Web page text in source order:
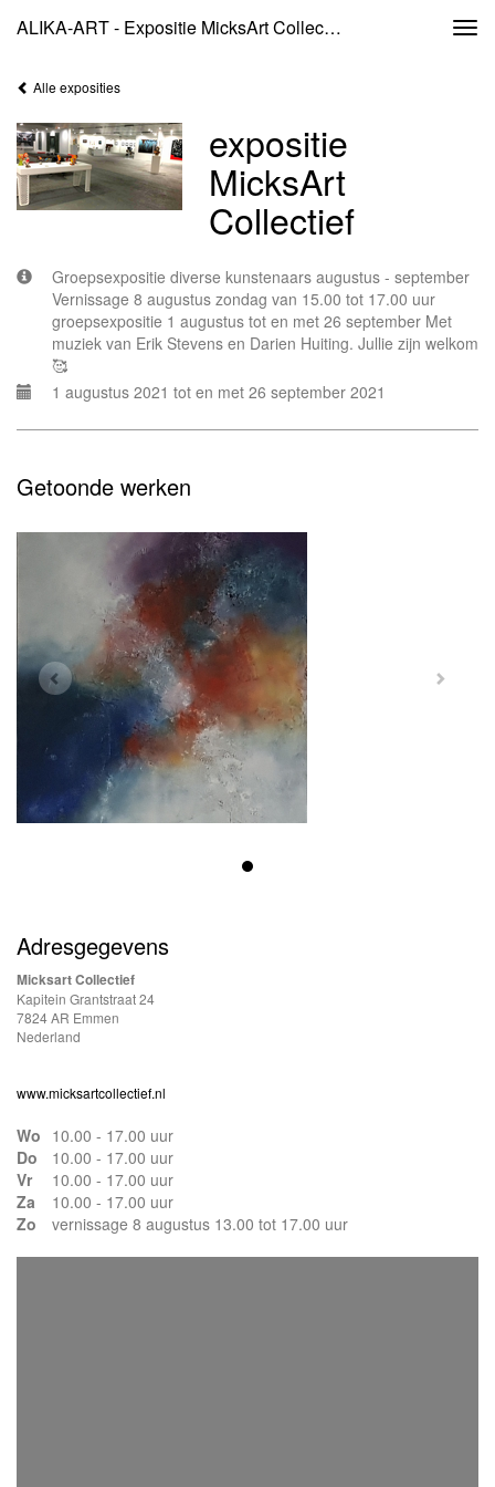
ALIKA-ART - Expositie MicksArt Collectief
Alle exposities
expositie
MicksArt
Collectief
Groepsexpositie diverse kunstenaars augustus - september
Vernissage 8 augustus zondag van 15.00 tot 17.00 uur
groepsexpositie 1 augustus tot en met 26 september Met
muziek van Erik Stevens en Darien Huiting. Jullie zijn welkom
🥰
1 augustus 2021 tot en met 26 september 2021
Getoonde werken
Adresgegevens
Micksart Collectief
Kapitein Grantstraat 24
7824 AR Emmen
Nederland
www.micksartcollectief.nl
Wo 10.00 - 17.00 uur
Do
10.00 - 17.00 uur
Vr
10.00 - 17.00 uur
Za
10.00 - 17.00 uur
Zo
vernissage 8 augustus 13.00 tot 17.00 uur